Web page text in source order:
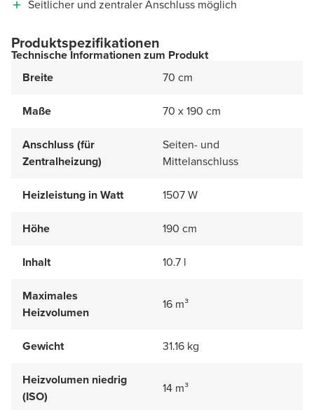
Seitlicher und zentraler Anschluss möglich
Produktspezifikationen
Technische Informationen zum Produkt
Breite
70 cm
Maße 70 x 190 cm
Anschluss (für
Zentralheizung)
Seiten- und
Mittelanschluss
Heizleistung in Watt 1507 W
Höhe 190 cm
Inhalt 10.7 l
Maximales
Heizvolumen
16 m³
Gewicht 31.16 kg
Heizvolumen niedrig
(ISO)
14 m³